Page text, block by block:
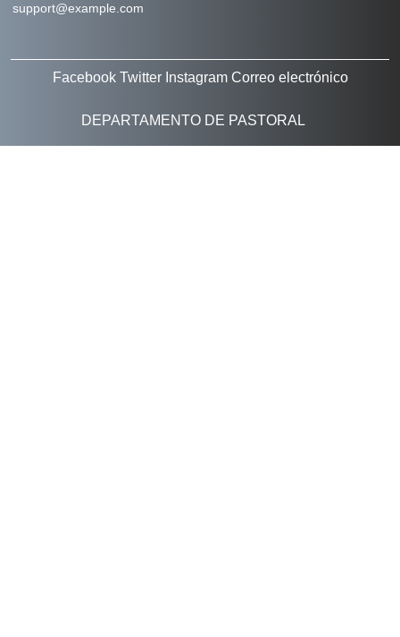
support@example.com
Facebook Twitter Instagram Correo electrónico
DEPARTAMENTO DE PASTORAL